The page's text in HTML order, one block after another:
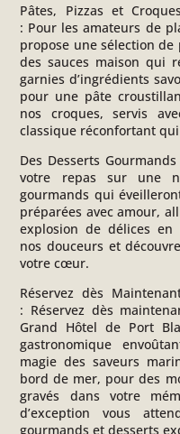
Pâtes, Pizzas et
: Pour les amateurs de
propose une sélection de
des sauces maison qui
garnies d’ingrédients
pour une pâte
nos croques, servis
classique réconfortant
Des Desserts
votre repas sur une
gourmands qui
préparées avec amour,
explosion de délices en
nos douceurs et
votre cœur.
Réservez dès
: Réservez dès
Grand Hôtel de Port
gastronomique
magie des saveurs
bord de mer, pour des
gravés dans votre
d’exception vous
gourmands et desserts